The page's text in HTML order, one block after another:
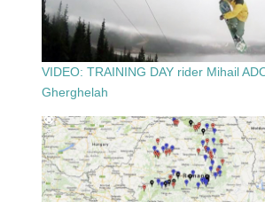
VIDEO: TRAINING DAY rider Mihail
Gherghelah